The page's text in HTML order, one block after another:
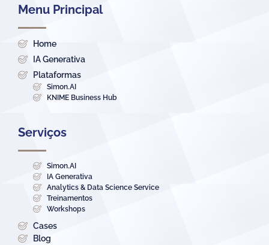
Menu Principal
Home
IA Generativa
Plataformas
Simon.AI
KNIME Business Hub
Serviços
Simon.AI
IA Generativa
Analytics & Data Science Service
Treinamentos
Workshops
Cases
Blog